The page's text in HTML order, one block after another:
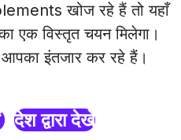
खोज रहे हैं तो यहाँ
एक विस्तृत चयन मिलेगा।
इंतजार कर रहे हैं।
देश द्वारा देखें